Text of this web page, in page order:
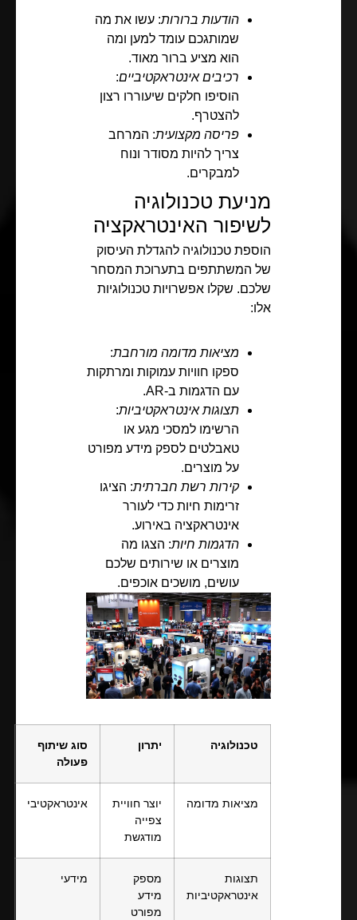
הודעות ברורות: עשו את מה
שמותגכם עומד למען ומה
הוא מציע ברור מאוד.
רכיבים אינטראקטיביים:
הוסיפו חלקים שיעוררו רצון
להצטרף.
פריסה מקצועית: המרחב
צריך להיות מסודר ונוח
למבקרים.
מניעת טכנולוגיה
לשיפור האינטראקציה
הוספת טכנולוגיה להגדלת העיסוק
של המשתתפים בתערוכת המסחר
שלכם. שקלו אפשרויות טכנולוגיות
אלו:
מציאות מדומה מורחבת:
ספקו חוויות עמוקות ומרתקות
עם הדגמות ב-AR.
תצוגות אינטראקטיביות:
הרשימו למסכי מגע או
טאבלטים לספק מידע מפורט
על מוצרים.
קירות רשת חברתית: הציגו
זרימות חיות כדי לעורר
אינטראקציה באירוע.
הדגמות חיות: הצגו מה
מוצרים או שירותים שלכם
עושים, מושכים אוכפים.
טכנולוגיה יתרון
סוג שיתוף
פעולה
מציאות מדומה
יוצר חוויית
צפייה
מודגשת
אינטראקטיבי
תצוגות
אינטראקטיביות
מספק
מידע
מפורט
מידעי